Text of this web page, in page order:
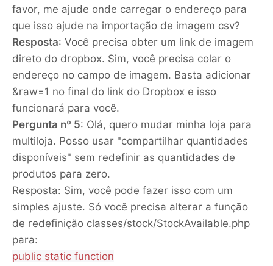
favor, me ajude onde carregar o endereço para
que isso ajude na importação de imagem csv?
Resposta: Você precisa obter um link de imagem
direto do dropbox. Sim, você precisa colar o
endereço no campo de imagem. Basta adicionar
&raw=1 no final do link do Dropbox e isso
funcionará para você.
Pergunta nº 5: Olá, quero mudar minha loja para
multiloja. Posso usar "compartilhar quantidades
disponíveis" sem redefinir as quantidades de
produtos para zero.
Resposta: Sim, você pode fazer isso com um
simples ajuste. Só você precisa alterar a função
de redefinição classes/stock/StockAvailable.php
para:
public static function